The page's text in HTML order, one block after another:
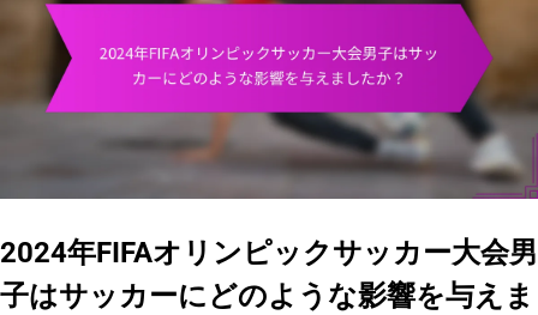
2024年FIFAオリンピックサッカー大会男
子はサッカーにどのような影響を与えま